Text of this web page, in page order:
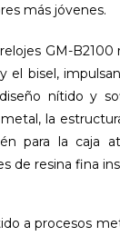
más jóvenes.
GM-
y el bisel,
nítido y
la
para la caja
de resina fina
a procesos